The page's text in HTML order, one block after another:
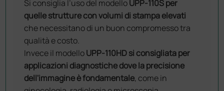
Si consiglia l’uso del modelloUPP-110S per
quelle strutture con volumi di stampa elevati
che necessitano di un buon compromesso tra
qualità e costo.
Invece il modelloUPP-110HD si consigliata per
applicazioni diagnostiche dove la precisione
dell'immagine è fondamentale, come in